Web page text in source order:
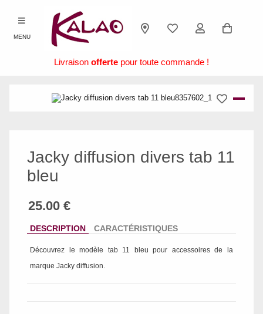
MENU
Livraison offerte pour toute commande !
Jacky diffusion divers tab 11
bleu
DESCRIPTION CARACTÉRISTIQUES
Découvrez le modèle tab 11 bleu pour accessoires de la
marque Jacky diffusion